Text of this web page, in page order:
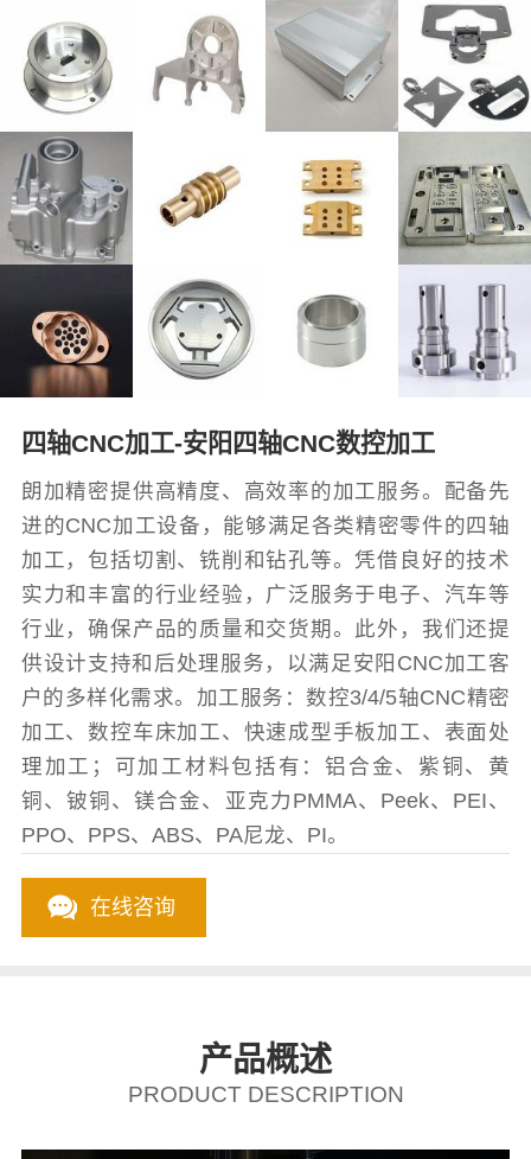
四轴CNC加工-安阳四轴CNC数控加工
朗加精密提供高精度、高效率的加工服务。配备先
进的CNC加工设备，能够满足各类精密零件的四轴
加工，包括切割、铣削和钻孔等。凭借良好的技术
实力和丰富的行业经验，广泛服务于电子、汽车等
行业，确保产品的质量和交货期。此外，我们还提
供设计支持和后处理服务，以满足安阳CNC加工客
户的多样化需求。加工服务：数控3/4/5轴CNC精密
加工、数控车床加工、快速成型手板加工、表面处
理加工；可加工材料包括有：铝合金、紫铜、黄
铜、铍铜、镁合金、亚克力PMMA、Peek、PEI、
PPO、PPS、ABS、PA尼龙、PI。
在线咨询
产品概述
PRODUCT DESCRIPTION